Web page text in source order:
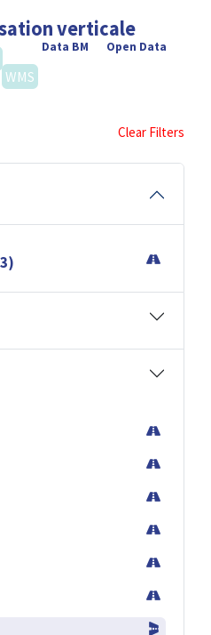
verticale
Open Data
Data BM
WMS
Clear Filters